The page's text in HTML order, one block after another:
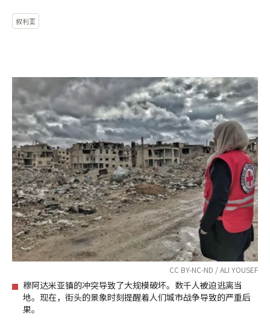
叙利亚
CC BY-NC-ND / ALI YOUSEF
穆阿达米亚镇的冲突导致了大规模破坏。数千人被迫逃离当
地。现在，街头的景象时刻提醒着人们城市战争导致的严重后
果。